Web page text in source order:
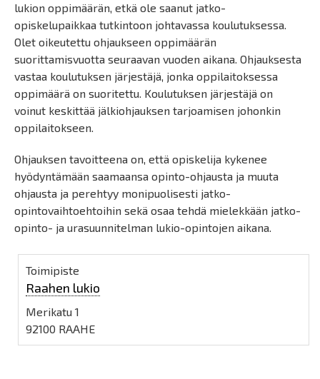
lukion oppimäärän, etkä ole saanut jatko-
opiskelupaikkaa tutkintoon johtavassa koulutuksessa.
Olet oikeutettu ohjaukseen oppimäärän
suorittamisvuotta seuraavan vuoden aikana. Ohjauksesta
vastaa koulutuksen järjestäjä, jonka oppilaitoksessa
oppimäärä on suoritettu. Koulutuksen järjestäjä on
voinut keskittää jälkiohjauksen tarjoamisen johonkin
oppilaitokseen.
Ohjauksen tavoitteena on, että opiskelija kykenee
hyödyntämään saamaansa opinto-ohjausta ja muuta
ohjausta ja perehtyy monipuolisesti jatko-
opintovaihtoehtoihin sekä osaa tehdä mielekkään jatko-
opinto- ja urasuunnitelman lukio-opintojen aikana.
Toimipiste
Raahen lukio
Merikatu 1
92100 RAAHE